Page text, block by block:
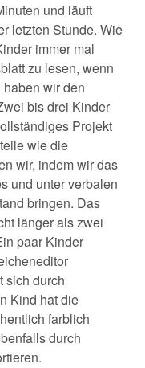
und läuft
letzten Stunde. Wie
immer mal
zu lesen, wenn
wir den
bis drei Kinder
Projekt
wie die
wir, indem wir das
und unter verbalen
bringen. Das
länger als zwei
paar Kinder
sich durch
Kind hat die
farblich
durch